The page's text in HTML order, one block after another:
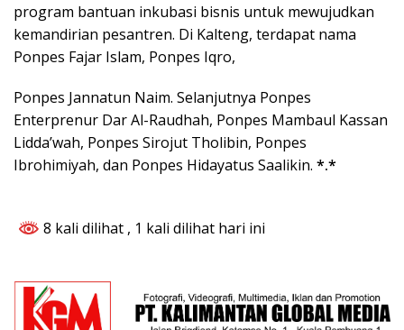
program bantuan inkubasi bisnis untuk mewujudkan
kemandirian pesantren. Di Kalteng, terdapat nama
Ponpes Fajar Islam, Ponpes Iqro,
Ponpes Jannatun Naim. Selanjutnya Ponpes
Enterprenur Dar Al-Raudhah, Ponpes Mambaul Kassan
Lidda’wah, Ponpes Sirojut Tholibin, Ponpes
Ibrohimiyah, dan Ponpes Hidayatus Saalikin. *.*
8 kali dilihat , 1 kali dilihat hari ini